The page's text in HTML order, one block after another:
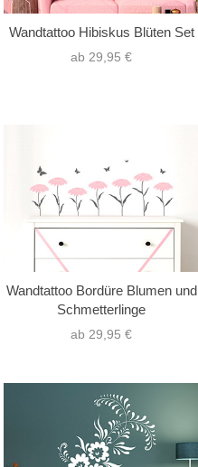
Wandtattoo Hibiskus Blüten Set
ab 29,95 €
Wandtattoo Bordüre Blumen und
Schmetterlinge
ab 29,95 €